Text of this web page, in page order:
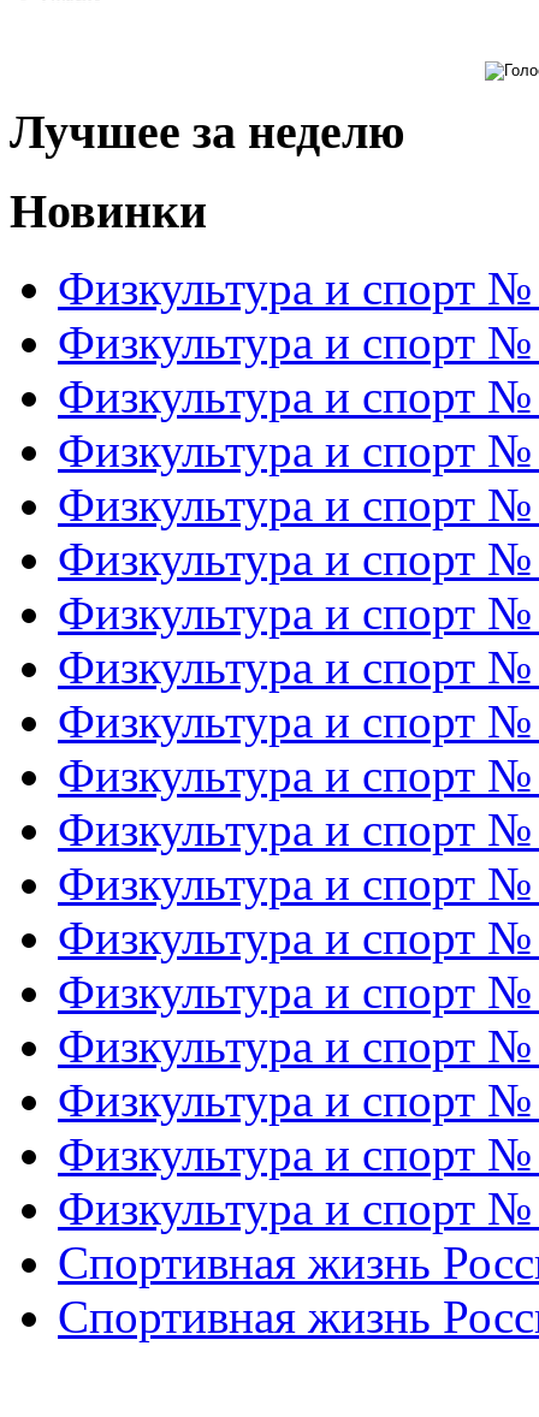
Лучшее за неделю
Новинки
Физкультура и спорт
Физкультура и спорт
Физкультура и спорт
Физкультура и спорт
Физкультура и спорт
Физкультура и спорт
Физкультура и спорт
Физкультура и спорт
Физкультура и спорт
Физкультура и спорт
Физкультура и спорт
Физкультура и спорт
Физкультура и спорт
Физкультура и спорт
Физкультура и спорт
Физкультура и спорт
Физкультура и спорт
Физкультура и спорт
Спортивная жизнь
Спортивная жизнь